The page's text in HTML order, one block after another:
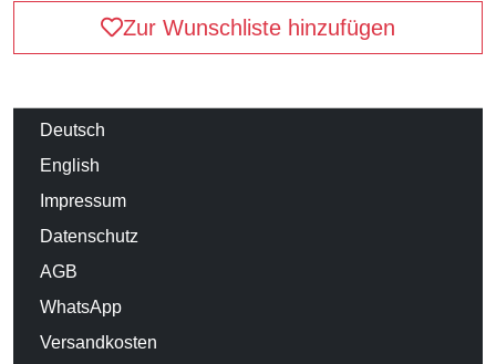
Zur Wunschliste hinzufügen
Deutsch
English
Impressum
Datenschutz
AGB
WhatsApp
Versandkosten